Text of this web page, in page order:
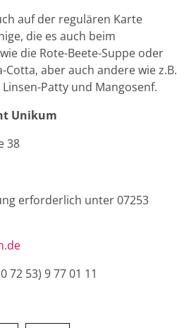
auf der regulären Karte
die es auch beim
die Rote-Beete-Suppe oder
aber auch andere wie z.B.
Patty und Mangosenf.
Unikum
38
erforderlich unter 07253
72 53) 9 77 01 11